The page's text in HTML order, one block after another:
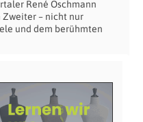
René Oschmann
Zweiter – nicht nur
und dem berühmten